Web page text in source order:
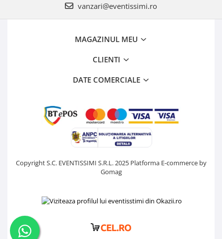
vanzari@eventissimi.ro
MAGAZINUL MEU
CLIENTI
DATE COMERCIALE
Copyright S.C. EVENTISSIMI S.R.L. 2025 Platforma E-commerce by
Gomag